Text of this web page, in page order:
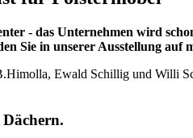
- das Unternehmen wird
Sie in unserer Ausstellung auf
Ewald Schillig und Willi